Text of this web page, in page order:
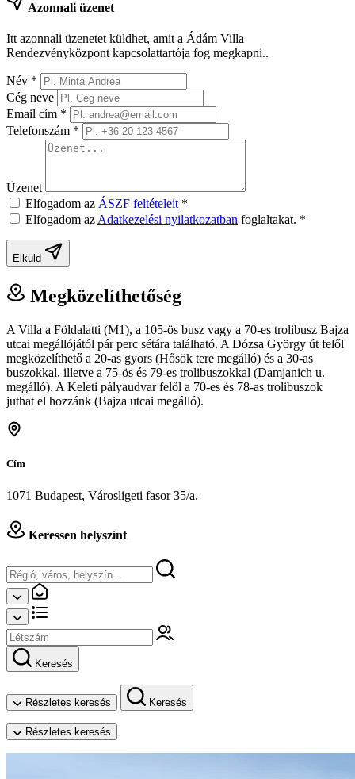
Azonnali üzenet
Itt azonnali üzenetet küldhet, amit a Ádám Villa
Rendezvényközpont kapcsolattartója fog megkapni..
Név *
Cég neve
Email cím *
Telefonszám *
Üzenet
Elfogadom az ÁSZF feltételeit *
Elfogadom az Adatkezelési nyilatkozatban foglaltakat. *
Elküld
Megközelíthetőség
A Villa a Földalatti (M1), a 105-ös busz vagy a 70-es trolibusz Bajza
utcai megállójától pár perc sétára található. A Dózsa György út felől
megközelíthető a 20-as gyors (Hősök tere megálló) és a 30-as
buszokkal, illetve a 75-ös és 79-es trolibuszokkal (Damjanich u.
megálló). A Keleti pályaudvar felől a 70-es és 78-as trolibuszok
juthat el hozzánk (Bajza utcai megálló).
Cím
1071 Budapest, Városligeti fasor 35/a.
Keressen helyszínt
Keresés
Részletes keresés Keresés
Részletes keresés